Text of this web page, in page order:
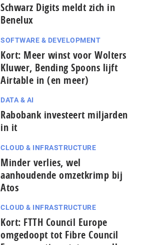
Schwarz Digits meldt zich in
Benelux
SOFTWARE & DEVELOPMENT
Kort: Meer winst voor Wolters
Kluwer, Bending Spoons lijft
Airtable in (en meer)
DATA & AI
Rabobank investeert miljarden
in it
CLOUD & INFRASTRUCTURE
Minder verlies, wel
aanhoudende omzetkrimp bij
Atos
CLOUD & INFRASTRUCTURE
Kort: FTTH Council Europe
omgedoopt tot Fibre Council